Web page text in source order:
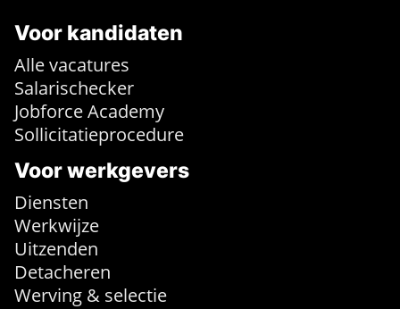
Voor kandidaten
Alle vacatures
Salarischecker
Jobforce Academy
Sollicitatieprocedure
Voor werkgevers
Diensten
Werkwijze
Uitzenden
Detacheren
Werving & selectie